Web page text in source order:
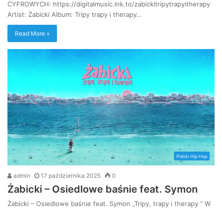
CYFROWYCH: https://digitalmusic.lnk.to/zabickitripytrapyitherapy
Artist: Żabicki Album: Tripy trapy i therapy…
Read More »
Polski Hip Hop
admin 17 października 2025 0
Żabicki – Osiedlowe baśnie feat. Symon
Żabicki – Osiedlowe baśnie feat. Symon „Tripy, trapy i therapy ” W